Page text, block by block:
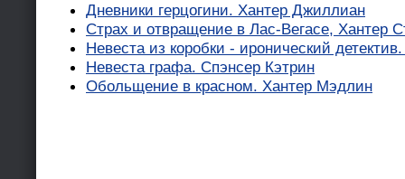
Дневники герцогини. Хантер Джиллиан
Страх и отвращение в Лас-Вегасе, Хантер
Невеста из коробки - иронический
Невеста графа. Спэнсер Кэтрин
Обольщение в красном. Хантер Мэдлин